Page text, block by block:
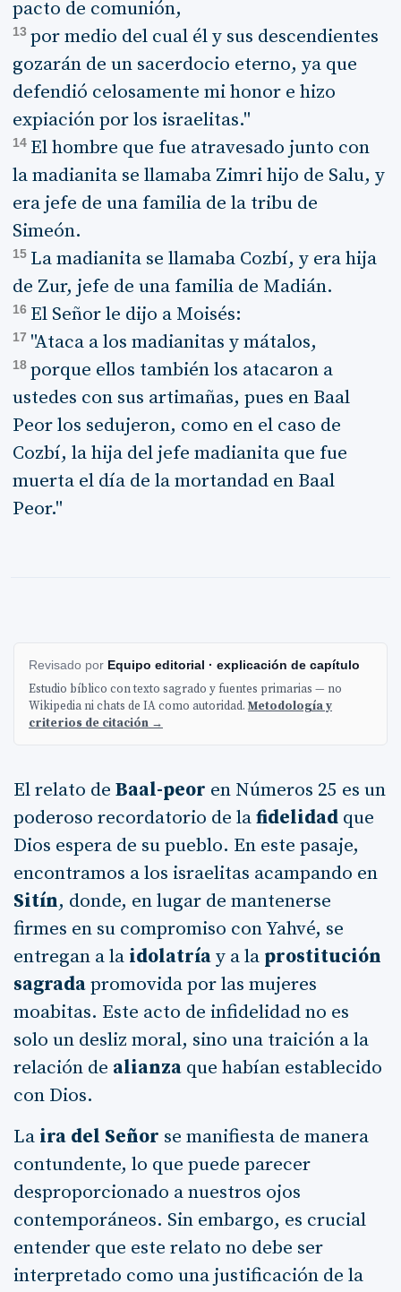
pacto de comunión,
13 por medio del cual él y sus descendientes
gozarán de un sacerdocio eterno, ya que
defendió celosamente mi honor e hizo
expiación por los israelitas."
14 El hombre que fue atravesado junto con
la madianita se llamaba Zimri hijo de Salu, y
era jefe de una familia de la tribu de
Simeón.
15 La madianita se llamaba Cozbí, y era hija
de Zur, jefe de una familia de Madián.
16 El Señor le dijo a Moisés:
17 "Ataca a los madianitas y mátalos,
18 porque ellos también los atacaron a
ustedes con sus artimañas, pues en Baal
Peor los sedujeron, como en el caso de
Cozbí, la hija del jefe madianita que fue
muerta el día de la mortandad en Baal
Peor."
Revisado por Equipo editorial · explicación de capítulo
Estudio bíblico con texto sagrado y fuentes primarias — no
Wikipedia ni chats de IA como autoridad.Metodología y
criterios de citación →
El relato de Baal-peor en Números 25 es un
poderoso recordatorio de lafidelidad que
Dios espera de su pueblo. En este pasaje,
encontramos a los israelitas acampando en
Sitín, donde, en lugar de mantenerse
firmes en su compromiso con Yahvé, se
entregan a la idolatríay a la prostitución
sagradapromovida por las mujeres
moabitas. Este acto de infidelidad no es
solo un desliz moral, sino una traición a la
relación de alianza que habían establecido
con Dios.
La ira del Señor se manifiesta de manera
contundente, lo que puede parecer
desproporcionado a nuestros ojos
contemporáneos. Sin embargo, es crucial
entender que este relato no debe ser
interpretado como una justificación de la